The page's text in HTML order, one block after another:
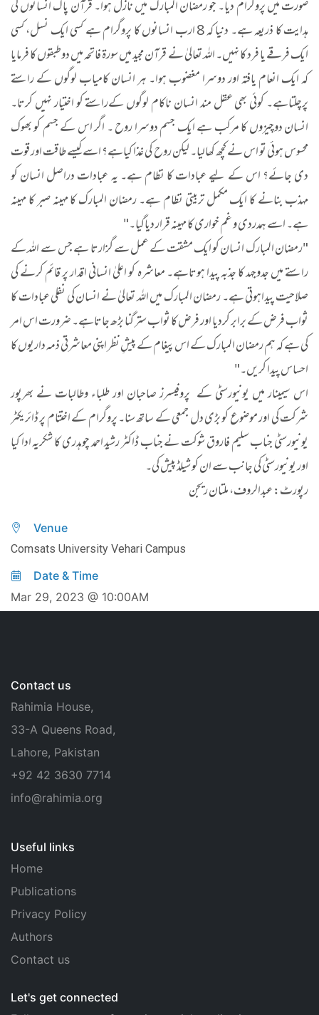
صورت میں پروگرام دیا۔ جو رمضان المبارک میں نازل ہوا۔ قرآن پاک انسانوں کی
ہدایت کا ذریعہ ہے۔ دنیا کہ 8 ارب انسانوں کا پروگرام ہے کسی ایک نسل، کسی
ایک فرقے یا فرد کا نہیں۔ اللہ تعالیٰ نے قرآن مجید میں سورۃ فاتحہ میں دوطبقوں کا فرمایا
کہ ایک انعام یافتہ اور دوسرا مغضوب ہوا۔ ہر انسان کامیاب لوگوں کے راستے
پرچلتاہے۔ کوئی بھی عقل مند انسان ناکام لوگوں کےراستے کو اختیار نہیں کرتا۔
انسان دوچیزوں کا مرکب ہے ایک جسم دوسرا روح ۔ اگر اس کے جسم کو بھوک
محسوس ہوئی تو اس نے کچھ کھالیا۔ لیکن روح کی غذا کیاہے؟ اسے کیسے طاقت اور قوت
دی جائے؟ اس کے لیے عبادات کا نظام ہے۔ یہ عبادات دراصل انسان کو
مہذب بنانے کا ایک مکمل تربیتی نظام ہے۔ رمضان المبارک کا مہینہ صبر کا مہینہ
ہے۔ اسے ہمدردی و غم خواری کا مہینہ قرار دیاگیا۔"
"رمضان المبارک انسان کو ایک مشقت کے عمل سے گزارتا ہے جس سے اللہ کے
راستے میں جدوجہد کا جذبہ پیدا ہوتاہے۔ معاشرہ کو اعلیٰ انسانی اقدار پر قائم کرنے کی
صلاحیت پیداہوتی ہے۔ رمضان المبارک میں اللہ تعالیٰ نے انسان کی نفلی عبادات کا
ثواب فرض کے برابر کردیا اور فرض کا ثواب ستر گنا بڑھ جاتاہے۔ ضرورت اس امر
کی ہے کہ ہم رمضان المبارک کے اس پیغام کے پیشِ نظر اپنی معاشرتی ذمہ داریوں کا
احساس پیدا کریں۔"
اس سیمینار میں یونیورسٹی کے پروفیسرز صاحبان اور طلباء وطالبات نے بھرپور
شرکت کی اور موضوع کو بڑی دل جمعی کے ساتھ سنا۔ پروگرام کے اختتام پر ڈائریکٹر
یونیورسٹی جناب سلیم فاروق شوکت نے جناب ڈاکٹر رشید احمد چوہدری کا شکریہ ادا کیا
اور یونیورسٹی کی جانب سے ان کو شیلڈ پیش کی۔
رپورٹ: عبدالروف، ملتان ریجن
Venue
Comsats University Vehari Campus
Date & Time
Mar 29, 2023 @ 10:00AM
Contact us
Rahimia House,
33-A Queens Road,
Lahore, Pakistan
+92 42 3630 7714
info@rahimia.org
Useful links
Home
Publications
Privacy Policy
Authors
Contact us
Let's get connected